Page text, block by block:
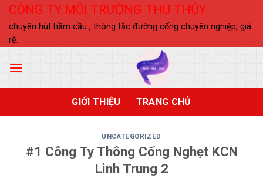
Skip
content
CÔNG TY MÔI TRƯỜNG THU THỦY
chuyên hút hầm cầu , thông tắc đường cống chuyên nghiệp, giá
rẽ.
GIỚI THIỆU TRANG CHỦ
UNCATEGORIZED
#1 Công Ty Thông Cống Nghẹt KCN
Linh Trung 2